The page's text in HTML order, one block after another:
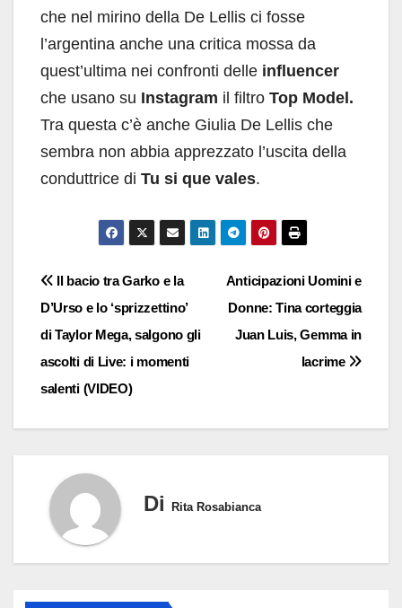
che nel mirino della De Lellis ci fosse
l’argentina anche una critica mossa da
quest’ultima nei confronti delle influencer
che usano su Instagram il filtro Top Model.
Tra questa c’è anche Giulia De Lellis che
sembra non abbia apprezzato l’uscita della
conduttrice di Tu si que vales.
Navigazione
articoli
Anticipazioni Uomini e
Donne: Tina corteggia
Juan Luis, Gemma in
lacrime
Il bacio tra Garko e la
D’Urso e lo ‘sprizzettino’
di Taylor Mega, salgono gli
ascolti di Live: i momenti
salenti (VIDEO)
Di Rita Rosabianca